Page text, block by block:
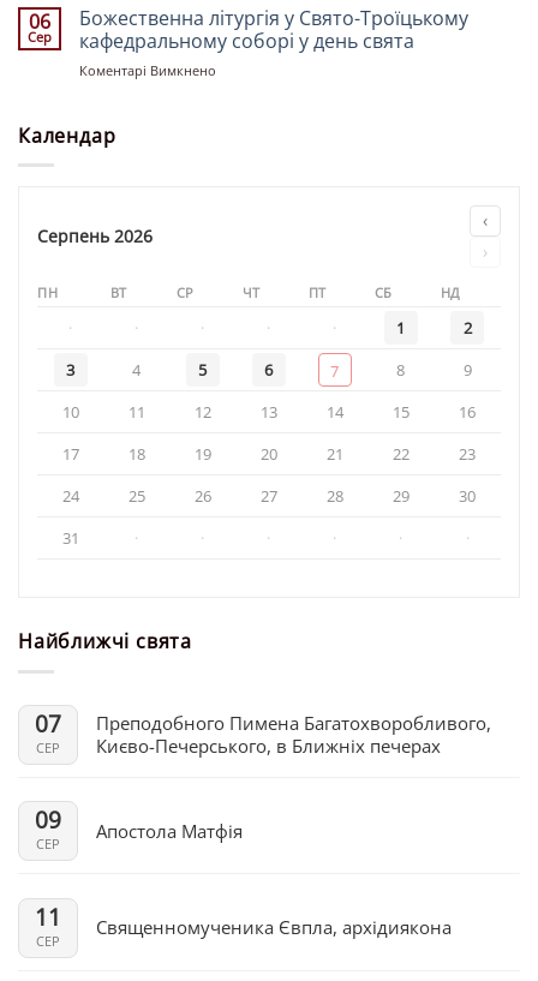
Богослужіння
у
храмі
06
Сер
Божественна літургія у Свято-Троїцькому
кафедральному соборі у день свята
Коментарі Вимкнено
Календар
Серпень 2026
‹
›
ПН ВТ СР ЧТ ПТ СБ НД
· · · · · 1
2
3
4 5 6 7 8
9
10
11 12 13 14 15
16
17
18 19 20 21 22
23
24
25 26 27 28 29
30
31
· · · · · ·
Найближчі свята
07
СЕР
Преподобного Пимена Багатохворобливого,
Києво-Печерського, в Ближніх печерах
09
СЕР
Апостола Матфія
11
СЕР
Священномученика Євпла, архідиякона